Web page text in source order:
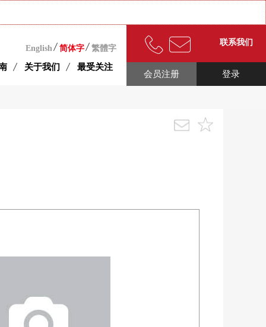
English 简体字 繁體字
关于我们 最受关注
联系我们
登录
会员注册